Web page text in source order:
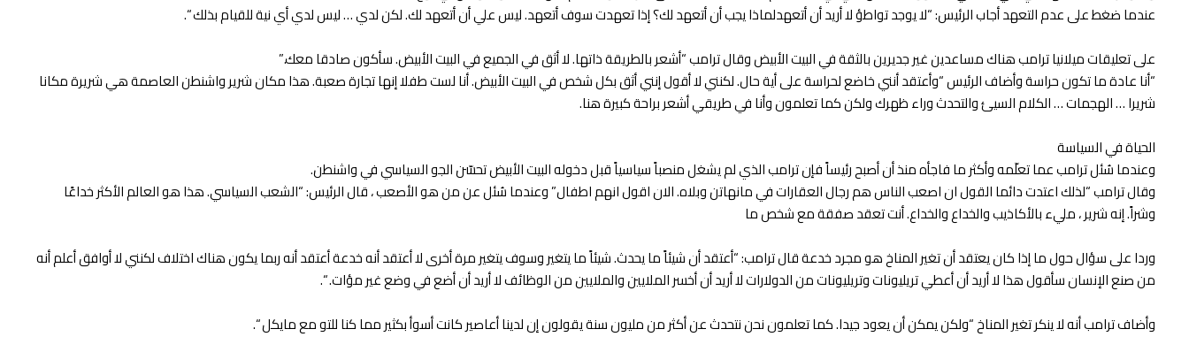
عندما ضغط على عدم التعهد أجاب الرئيس: “لا يوجد تواطؤ لا أريد أن أتعهدلماذا يجب أن أتعهد لك؟ إذا تعهدت سوف أتعهد. ليس علي أن أتعهد لك. لكن لدي … ليس لدي أي نية للقيام بذلك “.
على تعليقات ميلانيا ترامب هناك مساعدين غير جديرين بالثقة في البيت الأبيض وقال ترامب “أشعر بالطريقة ذاتها. لا أثق في الجميع في البيت الأبيض. سأكون صادقا معك.”
“أنا عادة ما تكون حراسة وأضاف الرئيس “وأعتقد أنني خاضع لحراسة على أية حال. لكنني لا أقول إنني أثق بكل شخص في البيت الأبيض. أنا لست طفلا إنها تجارة صعبة. هذا مكان شرير واشنطن العاصمة هي شريرة مكانا
شريرا … الهجمات … الكلام السيئ والتحدث وراء ظهرك ولكن كما تعلمون وأنا في طريقي أشعر براحة كبيرة هنا.
الحياة في السياسة
وعندما سُئل ترامب عما تعلّمه وأكثر ما فاجأه منذ أن أصبح رئيساً فإن ترامب الذي لم يشغل منصباً سياسياً قبل دخوله البيت الأبيض تحسّن الجو السياسي في واشنطن.
وقال ترامب “لذلك اعتدت دائما القول ان اصعب الناس هم رجال العقارات في مانهاتن وبلاه. الان اقول انهم اطفال” وعندما سُئل عن من هو الأصعب ، قال الرئيس: “الشعب السياسي. هذا هو العالم الأكثر خداعًا
وشراً. إنه شرير ، مليء بالأكاذيب والخداع والخداع. أنت تعقد صفقة مع شخص ما
وردا على سؤال حول ما إذا كان يعتقد أن تغير المناخ هو مجرد خدعة قال ترامب: “أعتقد أن شيئاً ما يحدث. شيئاً ما يتغير وسوف يتغير مرة أخرى لا أعتقد أنه خدعة أعتقد أنه ربما يكون هناك اختلاف لكنني لا أوافق أعلم أنه
من صنع الإنسان سأقول هذا لا أريد أن أعطي تريليونات وتريليونات من الدولارات لا أريد أن أخسر الملايين والملايين من الوظائف لا أريد أن أضع في وضع غير مؤات. “.
وأضاف ترامب أنه لا ينكر تغير المناخ “ولكن يمكن أن يعود جيدا. كما تعلمون نحن نتحدث عن أكثر من مليون سنة يقولون إن لدينا أعاصير كانت أسوأ بكثير مما كنا للتو مع مايكل “.